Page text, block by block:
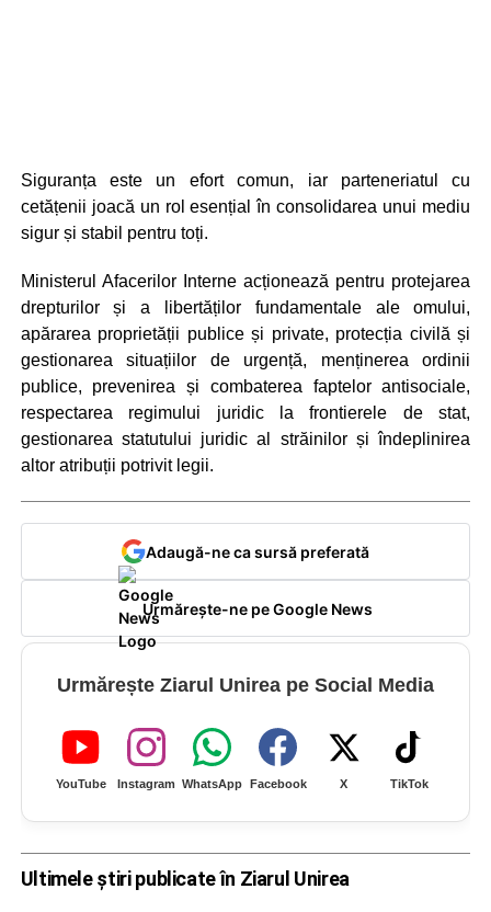
Siguranța este un efort comun, iar parteneriatul cu
cetățenii joacă un rol esențial în consolidarea unui mediu
sigur și stabil pentru toți.
Ministerul Afacerilor Interne acționează pentru protejarea
drepturilor și a libertăților fundamentale ale omului,
apărarea proprietății publice și private, protecția civilă și
gestionarea situațiilor de urgență, menținerea ordinii
publice, prevenirea și combaterea faptelor antisociale,
respectarea regimului juridic la frontierele de stat,
gestionarea statutului juridic al străinilor și îndeplinirea
altor atribuții potrivit legii.
Adaugă-ne ca sursă preferată
Urmărește-ne pe Google News
Urmărește Ziarul Unirea pe Social Media
YouTube Instagram WhatsApp Facebook X TikTok
Ultimele știri publicate în Ziarul Unirea